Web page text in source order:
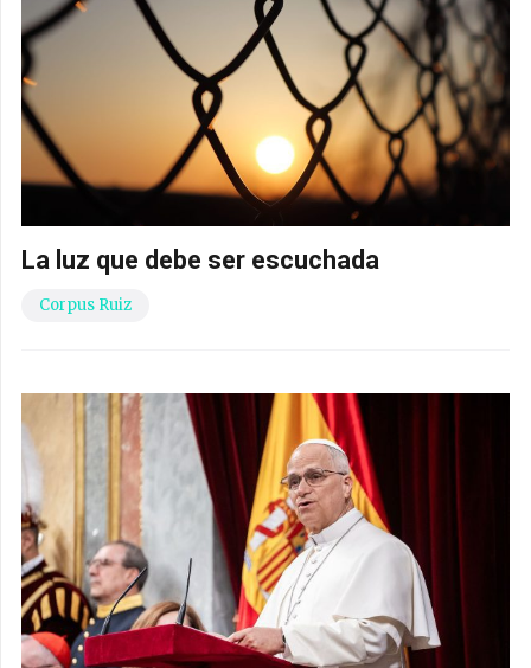
La luz que debe ser escuchada
Corpus Ruiz